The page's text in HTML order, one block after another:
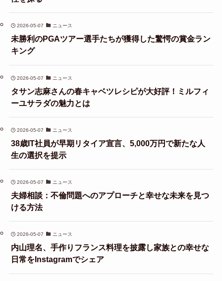
2026-05-07 ニュース
未勝利のPGAツアー選手たちが獲得した驚愕の賞金ラン
キング
2026-05-07 ニュース
タサン志麻さんの春キャベツレシピが大好評！ミルフィ
ーユサラダの魅力とは
2026-05-07 ニュース
38歳IT社員が早期リタイア宣言、5,000万円で新たな人
生の選択を提示
2026-05-07 ニュース
夫婦相談：不倫問題へのアプローチと幸せな未来を見つ
ける方法
2026-05-07 ニュース
内山理名、手作りフランス料理を披露し家族との幸せな
日常をInstagramでシェア